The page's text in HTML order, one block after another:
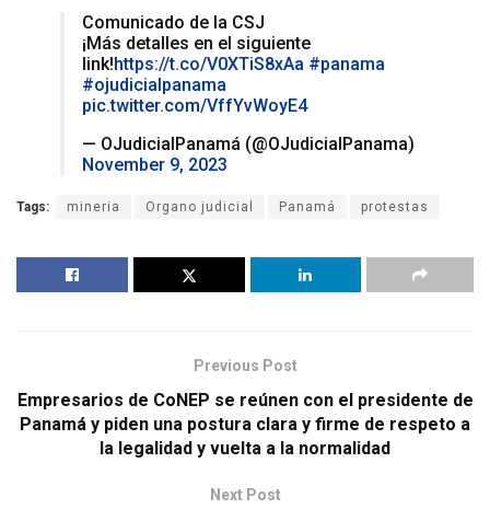
Comunicado de la CSJ
¡Más detalles en el siguiente
link!https://t.co/V0XTiS8xAa #panama
#ojudicialpanama
pic.twitter.com/VffYvWoyE4
— OJudicialPanamá (@OJudicialPanama)
November 9, 2023
Tags: mineria Organo judicial Panamá protestas
Previous Post
Empresarios de CoNEP se reúnen con el presidente de
Panamá y piden una postura clara y firme de respeto a
la legalidad y vuelta a la normalidad
Next Post